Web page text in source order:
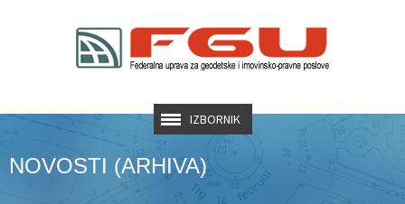
IZBORNIK
NOVOSTI (ARHIVA)